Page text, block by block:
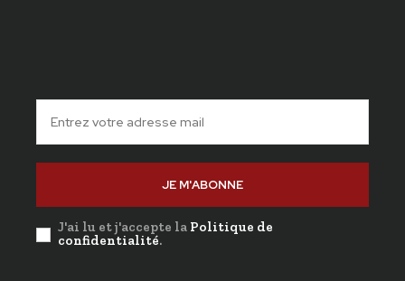
JE M'ABONNE
J'ai lu et j'accepte la Politique de
confidentialité.